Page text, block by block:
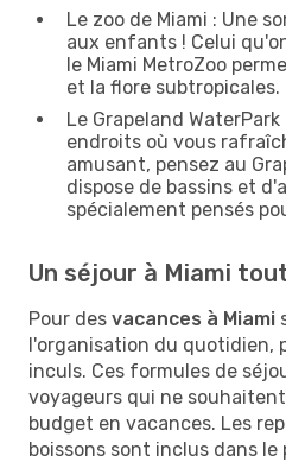
Le zoo de Miami : Une
aux enfants ! Celui
le Miami MetroZoo
et la flore subtropicales.
Le Grapeland
endroits où vous
amusant, pensez au
dispose de bassins et
spécialement pensés
Un séjour à Miami
Pour des vacances à Miami
l'organisation du quotidien,
inculs. Ces formules de
voyageurs qui ne
budget en vacances. Les
boissons sont inclus dans le